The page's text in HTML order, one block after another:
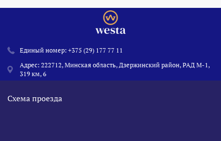
Единый номер:+375 (29) 177 77 11
Адрес: 222712, Минская область, Дзержинский район, РАД М-1,
319 км, 6
Схема проезда